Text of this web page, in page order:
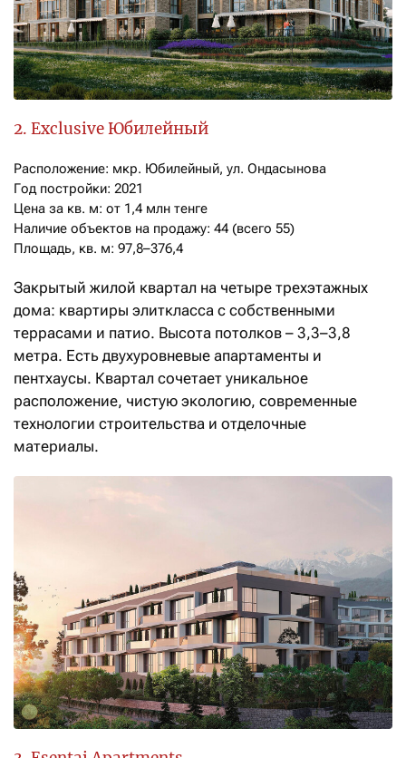
2. Exclusive Юбилейный
Расположение: мкр. Юбилейный, ул. Ондасынова
Год постройки: 2021
Цена за кв. м: от 1,4 млн тенге
Наличие объектов на продажу: 44 (всего 55)
Площадь, кв. м: 97,8–376,4
Закрытый жилой квартал на четыре трехэтажных
дома: квартиры элиткласса с собственными
террасами и патио. Высота потолков – 3,3–3,8
метра. Есть двухуровневые апартаменты и
пентхаусы. Квартал сочетает уникальное
расположение, чистую экологию, современные
технологии строительства и отделочные
материалы.